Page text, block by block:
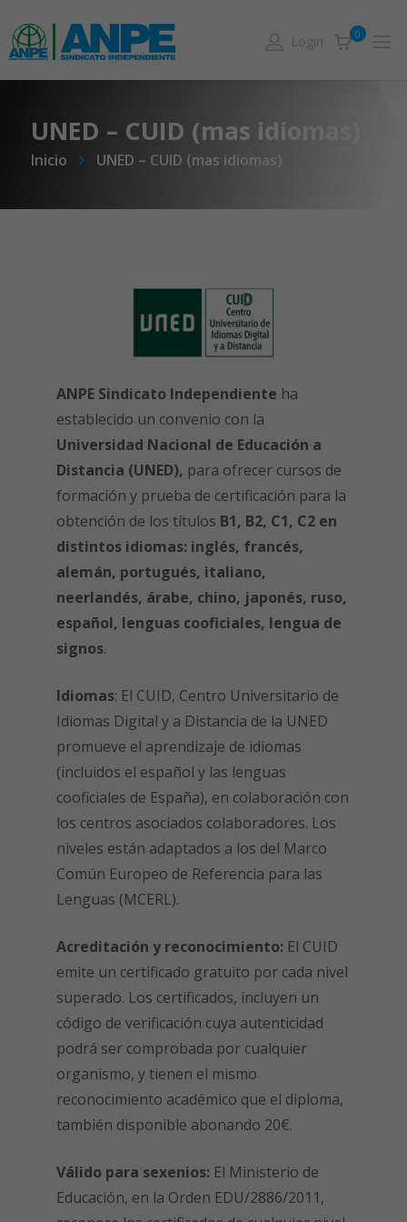
0
Login
UNED – CUID (mas idiomas)
Inicio UNED – CUID (mas idiomas)
ANPE Sindicato Independiente ha
establecido un convenio con la
Universidad Nacional de Educación a
Distancia (UNED), para ofrecer cursos de
formación y prueba de certificación para la
obtención de los títulos B1, B2, C1, C2 en
distintos idiomas: inglés, francés,
alemán, portugués, italiano,
neerlandés, árabe, chino, japonés, ruso,
español, lenguas cooficiales, lengua de
signos.
Idiomas: El CUID, Centro Universitario de
Idiomas Digital y a Distancia de la UNED
promueve el aprendizaje de idiomas
(incluidos el español y las lenguas
cooficiales de España), en colaboración con
los centros asociados colaboradores. Los
niveles están adaptados a los del Marco
Común Europeo de Referencia para las
Lenguas (MCERL).
Acreditación y reconocimiento: El CUID
emite un certificado gratuito por cada nivel
superado. Los certificados, incluyen un
código de verificación cuya autenticidad
podrá ser comprobada por cualquier
organismo, y tienen el mismo
reconocimiento académico que el diploma,
también disponible abonando 20€.
Válido para sexenios: El Ministerio de
Educación, en la Orden EDU/2886/2011,